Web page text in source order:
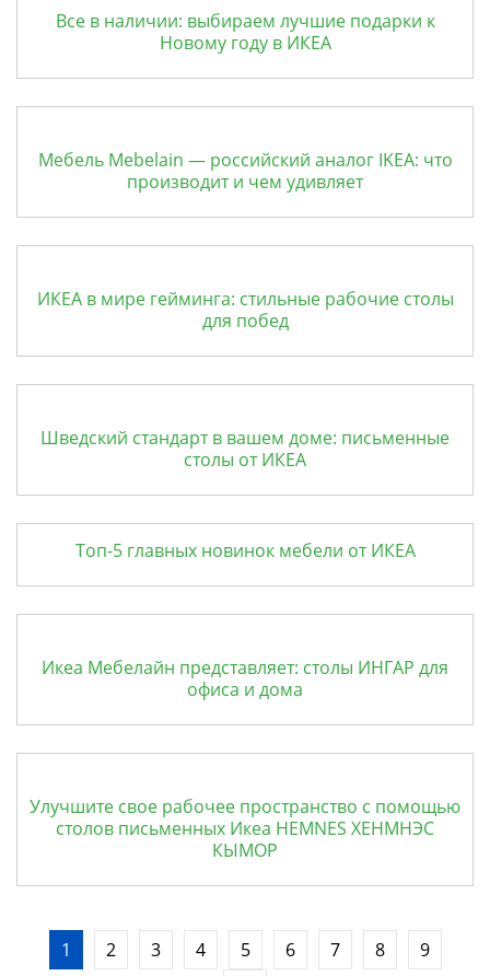
Все в наличии: выбираем лучшие подарки к
Новому году в ИКЕА
Мебель Mebelain — российский аналог IKEA: что
производит и чем удивляет
ИКЕА в мире гейминга: стильные рабочие столы
для побед
Шведский стандарт в вашем доме: письменные
столы от ИКЕА
Топ-5 главных новинок мебели от ИКЕА
Икеа Мебелайн представляет: столы ИНГАР для
офиса и дома
Улучшите свое рабочее пространство с помощью
столов письменных Икеа HEMNES ХЕНМНЭС
КЫМOР
1 2 3 4 5 6 7 8
9